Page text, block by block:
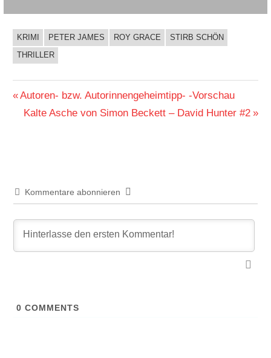
BUCHIGES
KRIMI PETER JAMES ROY GRACE
STIRB SCHÖN
THRILLER
Beitragsnavigation
Vorheriger
Beitrag:
Autoren- bzw. Autorinnengeheimtipp- -Vorschau
Nächster
Kalte Asche von Simon Beckett – David Hunter #2
Kommentare abonnieren
0 COMMENTS